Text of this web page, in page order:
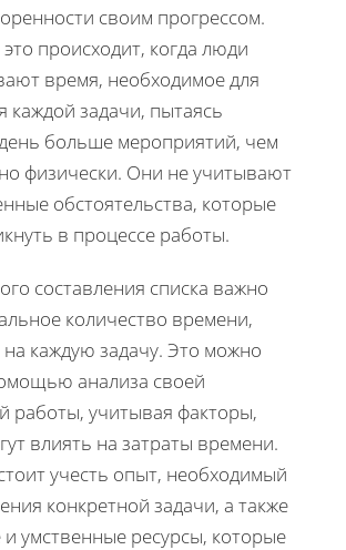
своим прогрессом.
происходит, когда люди
время, необходимое для
каждой задачи, пытаясь
больше мероприятий, чем
физически. Они не учитывают
обстоятельства, которые
в процессе работы.
составления списка важно
количество времени,
на каждую задачу. Это можно
анализа своей
работы, учитывая факторы,
влиять на затраты времени.
учесть опыт, необходимый
конкретной задачи, а также
и умственные ресурсы, которые